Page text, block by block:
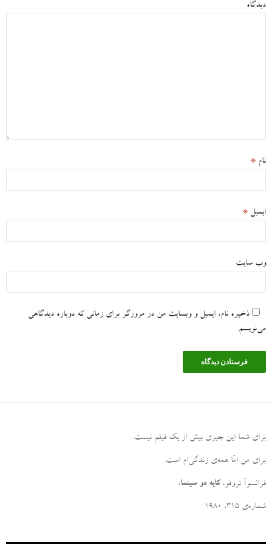
دیدگاه
نام *
ایمیل *
وب‌ سایت
ذخیره نام، ایمیل و وبسایت من در مرورگر برای زمانی که دوباره دیدگاهی
می‌نویسم.
برای شما این چیزی بیش از یک فیلم نیست.
برای من امّا همه‌ی زندگی‌ام است.
فرانسوآ تروفو، کایه دو سینما،
شماره‌ی ۳۱۵، ۱۹۸۰